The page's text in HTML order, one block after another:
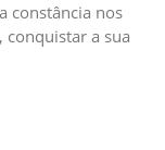
constância nos
conquistar a sua